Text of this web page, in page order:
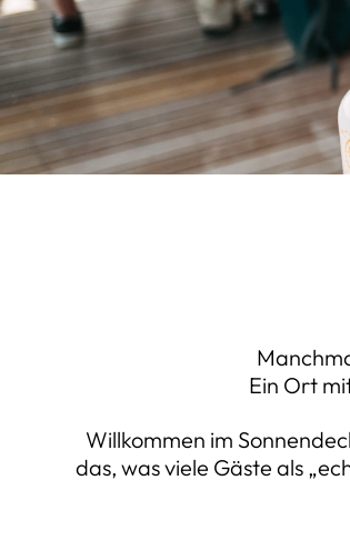
Ein Ort
Willkommen im
das, was viele Gäste als